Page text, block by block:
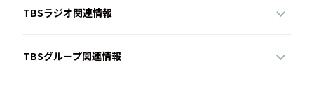
TBSラジオ関連情報
TBSグループ関連情報